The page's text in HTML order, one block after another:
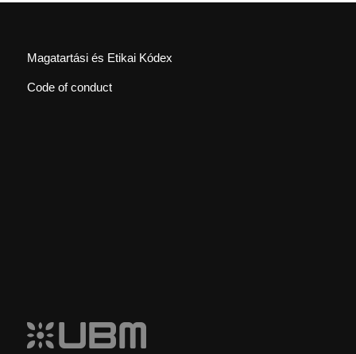
Magatartási és Etikai Kódex
Code of conduct